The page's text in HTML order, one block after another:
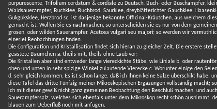
purpurescente, Trifolium cordatum & cordiale zu Deutsch, Buch- oder Buschampfer,
Waldsauerampfer, Buchklee, Buchbrod, Saurklee, dreyblätterichter Gauchklee,
Gukguksklee, Herzbrod sc. ist dasjenige bekannte Officinal-Kräutchen, aus welchem
gemacht ist. Wollen Sie es nachmachen, so unterscheiden sie es nur von dem gemeinen
grosen, oder wilden Sauerampfer, Acetosa vulgari seu majori; so werden wir
einerlei Beobachtungen finden.
Die Configuration und Kristallisation findet sich hieran zu gleicher Zelt. Die erstere
geästete Bäumchen a. theils mit, theils ohne Laub vor;
Die Kristallen aber sind entweder lange viereckichte Stäbe, wie Liniale b, oder
oben und unten in sehr spizige Winkel zulaufende Vierecke c. Worunter einige den
d. sehr gleich kommen. Es ist schon lange, daß ich Ihnen keine Salze überschikt habe,
diese Tafel das dritte Fünfzig meiner Mikroskopischen Ergäzungen vollständig macht;
ich mit dieser gewiß nicht ganz gemeinen Beobachtung den Beschluß machen, und
Sauerampfersalz, welches sich ebenfals unter dem Mikroskop recht schön ausnimmt,
blauen zum Ueberfluß noch mit anfügen.